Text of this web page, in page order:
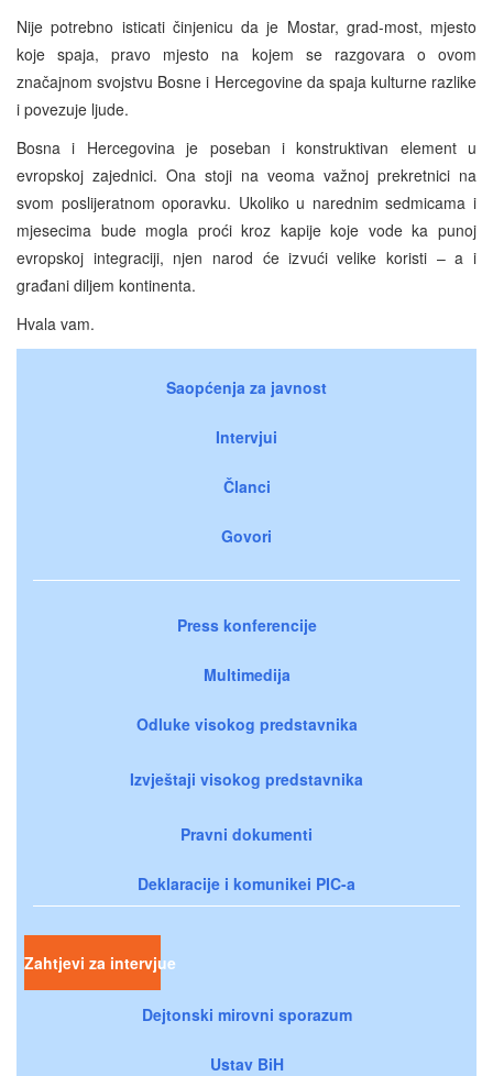
Nije potrebno isticati činjenicu da je Mostar, grad-most, mjesto
koje spaja, pravo mjesto na kojem se razgovara o ovom
značajnom svojstvu Bosne i Hercegovine da spaja kulturne razlike
i povezuje ljude.
Bosna i Hercegovina je poseban i konstruktivan element u
evropskoj zajednici. Ona stoji na veoma važnoj prekretnici na
svom poslijeratnom oporavku. Ukoliko u narednim sedmicama i
mjesecima bude mogla proći kroz kapije koje vode ka punoj
evropskoj integraciji, njen narod će izvući velike koristi – a i
građani diljem kontinenta.
Hvala vam.
Saopćenja za javnost
Intervjui
Članci
Govori
Press konferencije
Multimedija
Odluke visokog predstavnika
Izvještaji visokog predstavnika
Pravni dokumenti
Deklaracije i komunikei PIC-a
Zahtjevi za intervjue
Dejtonski mirovni sporazum
Ustav BiH